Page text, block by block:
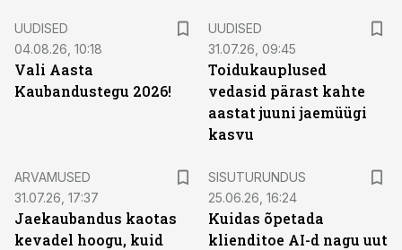
UUDISED
04.08.26, 10:18
Vali Aasta
Kaubandustegu 2026!
UUDISED
31.07.26, 09:45
Toidukauplused
vedasid pärast kahte
aastat juuni jaemüügi
kasvu
ARVAMUSED
31.07.26, 17:37
Jaekaubandus kaotas
kevadel hoogu, kuid
SISUTURUNDUS
25.06.26, 16:24
Kuidas õpetada
klienditoe AI-d nagu uut